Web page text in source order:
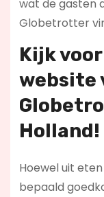
wat de gasten
Globetrotter
Kijk
website
Holland!
Hoewel uit
bepaald